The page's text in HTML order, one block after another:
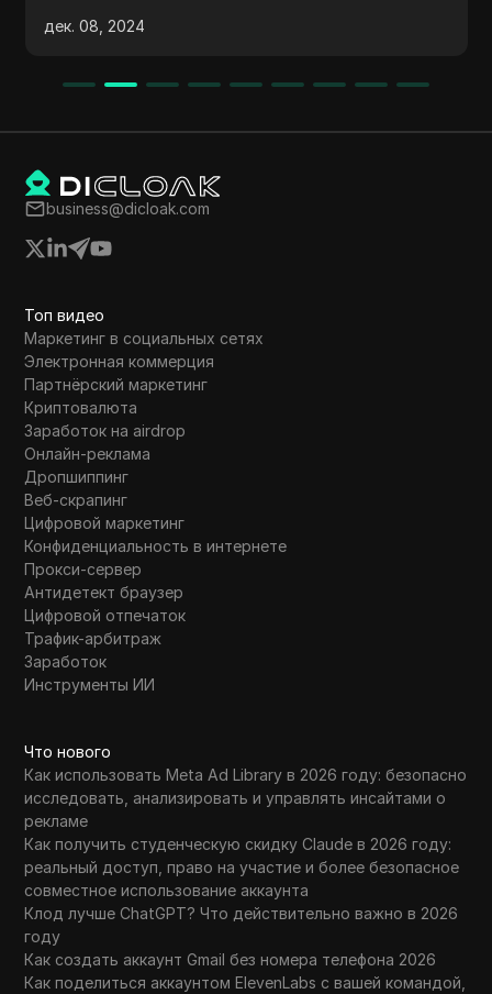
прогнозы цен, обмен токенов, мосты,
призывают принимать участие в контенте
дек. 08, 2024
business@dicloak.com
Топ видео
Маркетинг в социальных сетях
Электронная коммерция
Партнёрский маркетинг
Криптовалюта
Заработок на airdrop
Онлайн-реклама
Дропшиппинг
Веб-скрапинг
Цифровой маркетинг
Конфиденциальность в интернете
Прокси-сервер
Антидетект браузер
Цифровой отпечаток
Трафик-арбитраж
Заработок
Инструменты ИИ
Что нового
Как использовать Meta Ad Library в 2026 году: безопасно
исследовать, анализировать и управлять инсайтами о
рекламе
Как получить студенческую скидку Claude в 2026 году:
реальный доступ, право на участие и более безопасное
совместное использование аккаунта
Клод лучше ChatGPT? Что действительно важно в 2026
году
Как создать аккаунт Gmail без номера телефона 2026
Как поделиться аккаунтом ElevenLabs с вашей командой,